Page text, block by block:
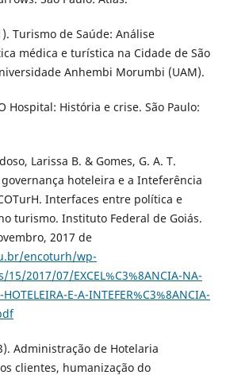
Turismo de Saúde: Análise
médica e turística na Cidade de São
Anhembi Morumbi (UAM).
Hospital: História e crise. São Paulo:
Larissa B. & Gomes, G. A. T.
governança hoteleira e a Inteferência
Interfaces entre política e
turismo. Instituto Federal de Goiás.
2017 de
encoturh/wp-
2017/07/EXCEL%C3%8ANCIA-NA-
E-A-INTEFER%C3%8ANCIA-
Administração de Hotelaria
clientes, humanização do